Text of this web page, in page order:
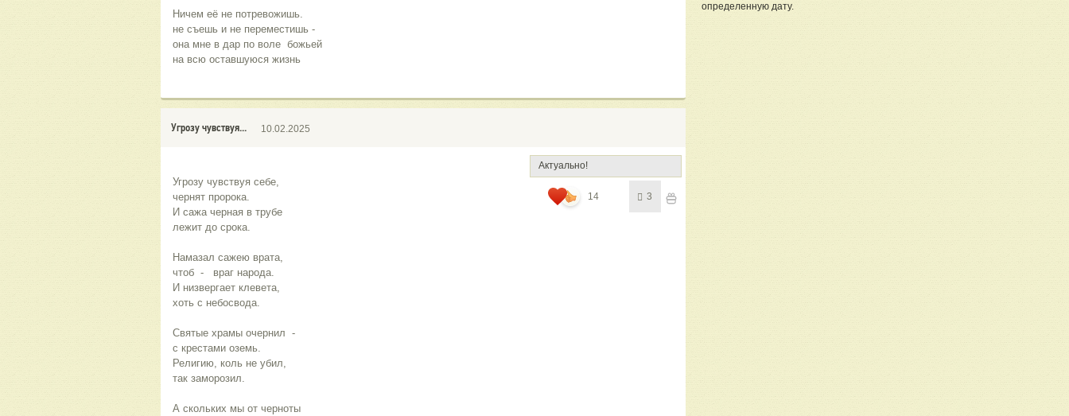
Ничем её не потревожишь.
не съешь и не переместишь -
она мне в дар по воле  божьей
на всю оставшуюся жизнь
Угрозу чувствуя... 10.02.2025
Угрозу чувствуя себе,
чернят пророка.
И сажа черная в трубе
лежит до срока.
Намазал сажею врата,
чтоб  -   враг народа.
И низвергает клевета,
хоть с небосвода.
Святые храмы очернил  -
с крестами оземь.
Религию, коль не убил,
так заморозил.
А скольких мы от черноты
Актуально!
14 3
определенную дату.